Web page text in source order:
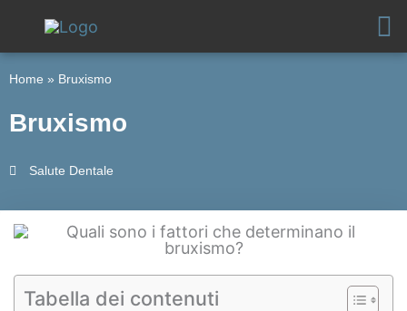
contenuto
Home » Bruxismo
Bruxismo
Salute Dentale
Tabella dei contenuti